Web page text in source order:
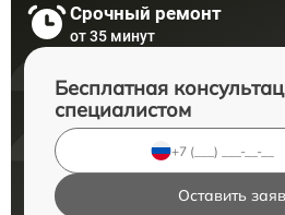
Срочный ремонт
от 35 минут
Бесплатная
специалистом
Оставить